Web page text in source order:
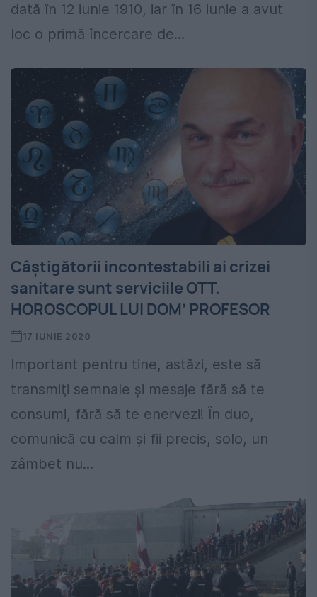
dată în 12 iunie 1910, iar în 16 iunie a avut
loc o primă încercare de...
Câștigătorii incontestabili ai crizei
sanitare sunt serviciile OTT.
HOROSCOPUL LUI DOM’ PROFESOR
17 IUNIE 2020
Important pentru tine, astăzi, este să
transmiţi semnale şi mesaje fără să te
consumi, fără să te enervezi! În duo,
comunică cu calm şi fii precis, solo, un
zâmbet nu...